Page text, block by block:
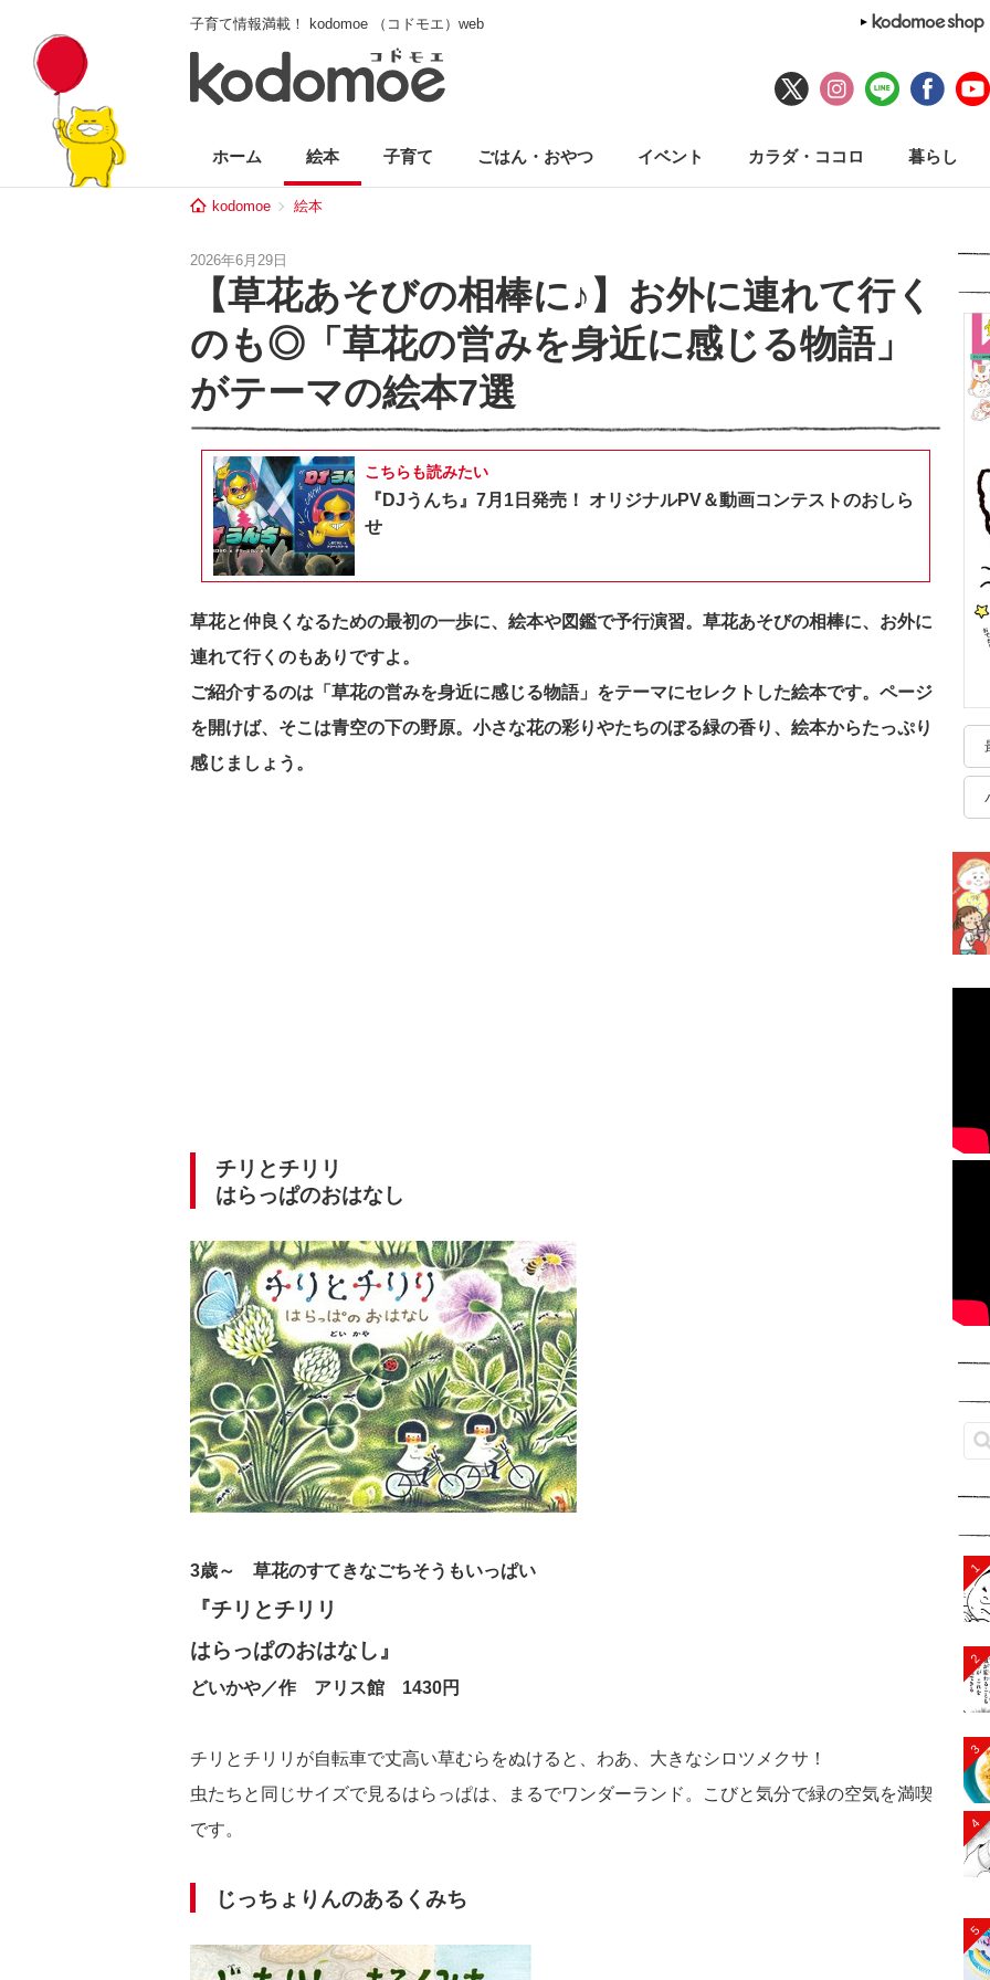
子育て情報満載！ kodomoe （コドモエ）web
ホーム 絵本 子育て ごはん・おやつ イベント カラダ・ココロ 暮らし
kodomoe 絵本
2026年6月29日
【草花あそびの相棒に♪】お外に連れて行く
のも◎「草花の営みを身近に感じる物語」
がテーマの絵本7選
こちらも読みたい
『DJうんち』7月1日発売！ オリジナルPV＆動画コンテストのおしら
せ
草花と仲良くなるための最初の一歩に、絵本や図鑑で予行演習。草花あそびの相棒に、お外に
連れて行くのもありですよ。
ご紹介するのは「草花の営みを身近に感じる物語」をテーマにセレクトした絵本です。ページ
を開けば、そこは青空の下の野原。小さな花の彩りやたちのぼる緑の香り、絵本からたっぷり
感じましょう。
チリとチリリ
はらっぱのおはなし
3歳～ 草花のすてきなごちそうもいっぱい
『チリとチリリ
はらっぱのおはなし』
どいかや／作 アリス館 1430円
チリとチリリが自転車で丈高い草むらをぬけると、わあ、大きなシロツメクサ！
虫たちと同じサイズで見るはらっぱは、まるでワンダーランド。こびと気分で緑の空気を満喫
です。
じっちょりんのあるくみち
1
2
3
4
5